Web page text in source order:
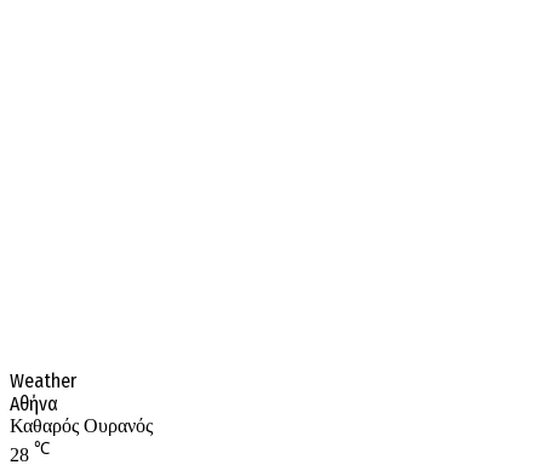
Weather
Αθήνα
Καθαρός Ουρανός
28 ℃